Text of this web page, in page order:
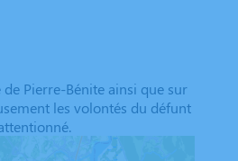
Pierre-Bénite ainsi que sur
les volontés du défunt